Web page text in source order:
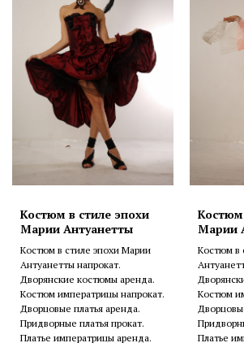
Костюм в стиле эпохи
Марии Антуанетты
Костюм в стиле эпохи Марии
Антуанетты напрокат.
Дворянские костюмы аренда.
Костюм императрицы напрокат.
Дворцовые платья аренда.
Придворные платья прокат.
Платье императрицы аренда.
Костюм
Марии
Костюм в
Костюм
Платье